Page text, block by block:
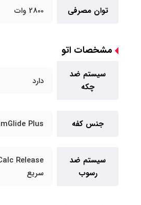
توان مصرفی 2800 وات
مشخصات اتو
سیستم ضد
چکه
دارد
جنس کفه Plus
سیستم ضد
رسوب
سریع